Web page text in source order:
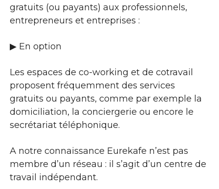
gratuits (ou payants) aux professionnels,
entrepreneurs et entreprises :
▶​ En option
Les espaces de co-working et de cotravail
proposent fréquemment des services
gratuits ou payants, comme par exemple la
domiciliation, la conciergerie ou encore le
secrétariat téléphonique.
A notre connaissance Eurekafe n’est pas
membre d’un réseau : il s’agit d’un centre de
travail indépendant.